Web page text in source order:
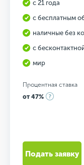
с 21 года
с бесплатным
наличные без
с
мир
Процентная ставка
от 47%
Подать заявку